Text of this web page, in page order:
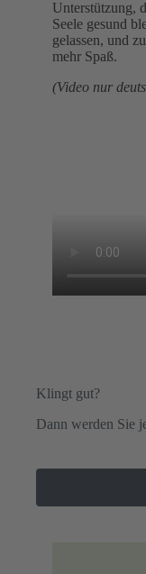
Unterstützung,
Seele gesund
gelassen, und
mehr Spaß.
(Video nur
Klingt gut?
Dann werden Sie